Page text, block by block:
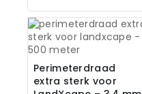
Perimeterdraad
extra sterk voor